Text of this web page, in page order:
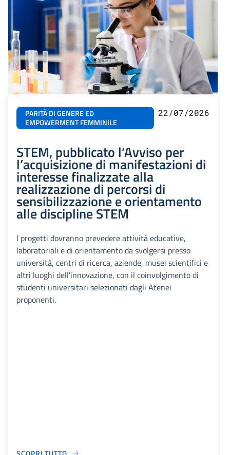
PARITÀ DI GENERE ED
EMPOWERMENT FEMMINILE
22/07/2026
STEM, pubblicato l’Avviso per
l’acquisizione di manifestazioni di
interesse finalizzate alla
realizzazione di percorsi di
sensibilizzazione e orientamento
alle discipline STEM
I progetti dovranno prevedere attività educative,
laboratoriali e di orientamento da svolgersi presso
università, centri di ricerca, aziende, musei scientifici e
altri luoghi dell'innovazione, con il coinvolgimento di
studenti universitari selezionati dagli Atenei
proponenti.